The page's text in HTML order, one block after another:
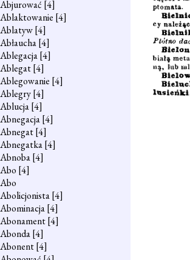
Abjurować [4]
Ablaktowanie [4]
Ablatyw[4]
Abłaucha[4]
Ablegacja[4]
Ablegat[4]
Ablegowanie [4]
Ablegry[4]
Ablucja[4]
Abnegacja[4]
Abnegat[4]
Abnegatka[4]
Abnoba[4]
Abo [4]
Abo
Abolicjonista[4]
Abominacja[4]
Abonament[4]
Abonda[4]
Abonent[4]